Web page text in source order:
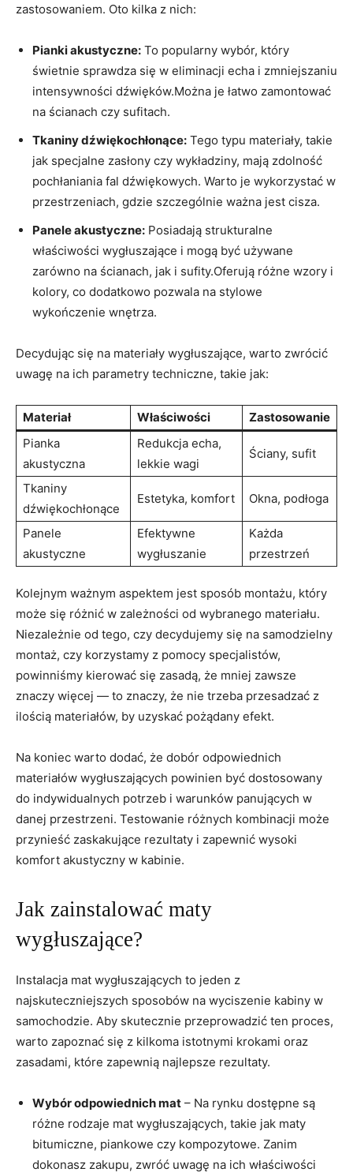
zastosowaniem. Oto kilka ​z nich:
Pianki akustyczne: To popularny wybór, który‌
świetnie sprawdza ⁣się w‌ eliminacji echa⁣ i⁢ zmniejszaniu⁤
intensywności dźwięków.Można je łatwo ‍zamontować⁢
na ścianach czy sufitach.
Tkaniny dźwiękochłonące: Tego typu materiały,⁤ takie
jak specjalne⁤ zasłony czy wykładziny, mają⁣ zdolność
⁤pochłaniania fal dźwiękowych.‌ Warto je⁤ wykorzystać w
przestrzeniach, gdzie‍ szczególnie ważna jest cisza.
Panele akustyczne: Posiadają strukturalne
⁣właściwości wygłuszające i mogą być używane
zarówno⁢ na ścianach, jak i sufity.Oferują⁤ różne ‌wzory i
kolory, co⁤ dodatkowo pozwala⁢ na stylowe
wykończenie‍ wnętrza.
Decydując się na materiały wygłuszające, warto ⁤zwrócić
uwagę na ich parametry ⁤techniczne, takie jak:
Materiał Właściwości
Zastosowanie
Pianka
akustyczna
Redukcja echa,
lekkie wagi
Ściany, sufit
Tkaniny​
dźwiękochłonące
Estetyka, komfort Okna, podłoga
Panele
akustyczne
Efektywne
wygłuszanie
Każda
przestrzeń
Kolejnym⁣ ważnym aspektem jest⁤ sposób montażu, który
może się⁤ różnić w zależności od wybranego materiału. ​
Niezależnie od tego,⁤ czy decydujemy ‌się na samodzielny ​
montaż, czy korzystamy z pomocy specjalistów,
powinniśmy kierować ⁢się zasadą, że⁤ mniej zawsze
znaczy więcej — to znaczy, że nie trzeba przesadzać z
ilością materiałów, ‌by uzyskać pożądany efekt.
Na⁤ koniec​ warto dodać,‌ że dobór odpowiednich
materiałów⁢ wygłuszających⁣ powinien być ‍dostosowany
do ⁤indywidualnych potrzeb i ⁤warunków ⁤panujących w
danej przestrzeni. Testowanie różnych ⁣kombinacji może
przynieść zaskakujące rezultaty⁣ i‍ zapewnić wysoki⁣
komfort akustyczny w kabinie.
Jak ⁢zainstalować maty
wygłuszające?
Instalacja mat wygłuszających to jeden z
najskuteczniejszych sposobów‍ na wyciszenie kabiny‍ w⁤
samochodzie. Aby skutecznie przeprowadzić ten proces,
warto zapoznać się ⁤z‌ kilkoma istotnymi krokami oraz
zasadami, które zapewnią najlepsze⁣ rezultaty.
Wybór ⁤odpowiednich⁣ mat – Na rynku dostępne są
różne rodzaje mat wygłuszających, takie jak maty
bitumiczne, piankowe czy kompozytowe. Zanim
dokonasz zakupu, zwróć uwagę ⁤na ich właściwości